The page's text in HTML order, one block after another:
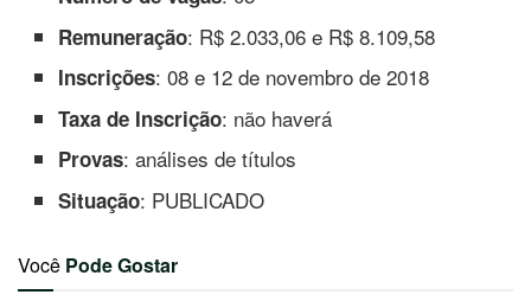
Remuneração: R$ 2.033,06 e R$ 8.109,58
Inscrições: 08 e 12 de novembro de 2018
Taxa de Inscrição: não haverá
Provas: análises de títulos
Situação: PUBLICADO
Você Pode Gostar